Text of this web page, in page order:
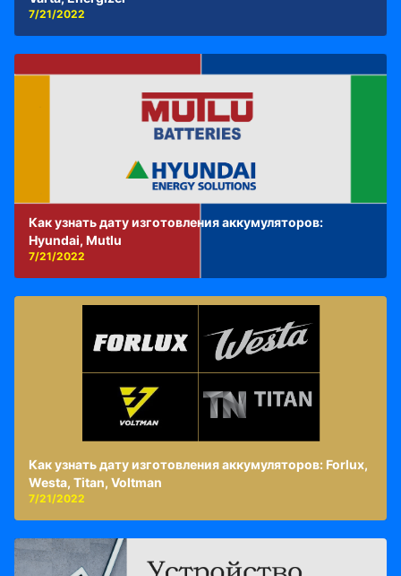
7/21/2022
Как узнать дату изготовления аккумуляторов:
Hyundai, Mutlu
7/21/2022
Как узнать дату изготовления аккумуляторов: Forlux,
Westa, Titan, Voltman
7/21/2022